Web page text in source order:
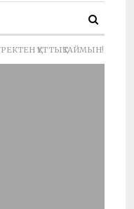
ҚҰТТЫҚТАЙМЫН!